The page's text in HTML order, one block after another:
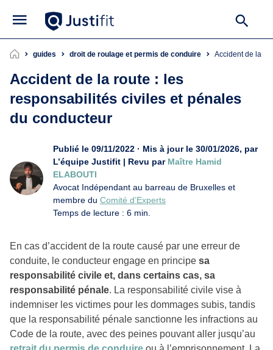
guides droit de roulage et permis de conduire Accident de la
Accident de la route : les
responsabilités civiles et pénales
du conducteur
Publié le 09/11/2022 · Mis à jour le 30/01/2026, par
L’équipe Justifit | Revu par Maître Hamid
ELABOUTI
Avocat Indépendant au barreau de Bruxelles et
membre du Comité d’Experts
Temps de lecture : 6 min.
En cas d’accident de la route causé par une erreur de
conduite, le conducteur engage en principe sa
responsabilité civile et, dans certains cas, sa
responsabilité pénale. La responsabilité civile vise à
indemniser les victimes pour les dommages subis, tandis
que la responsabilité pénale sanctionne les infractions au
Code de la route, avec des peines pouvant aller jusqu’au